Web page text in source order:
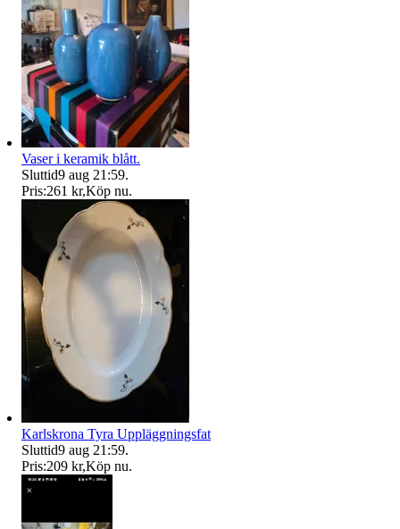
Vaser i keramik blått.
Sluttid9 aug 21:59.
Pris:261 kr,Köp nu.
Karlskrona Tyra Uppläggningsfat
Sluttid9 aug 21:59.
Pris:209 kr,Köp nu.